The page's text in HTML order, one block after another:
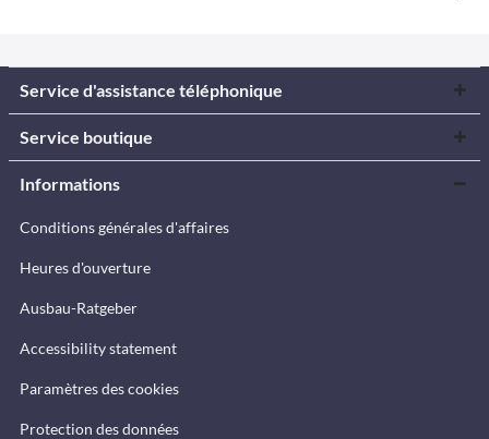
Service d'assistance téléphonique
Service boutique
Informations
Conditions générales d'affaires
Heures d'ouverture
Ausbau-Ratgeber
Accessibility statement
Paramètres des cookies
Protection des données